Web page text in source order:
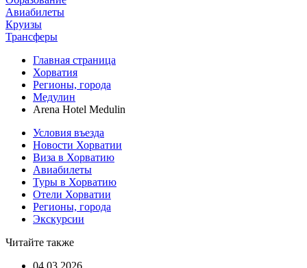
Авиабилеты
Круизы
Трансферы
Главная страница
Хорватия
Регионы, города
Медулин
Arena Hotel Medulin
Условия въезда
Новости Хорватии
Виза в Хорватию
Авиабилеты
Туры в Хорватию
Отели Хорватии
Регионы, города
Экскурсии
Читайте также
04.03.2026